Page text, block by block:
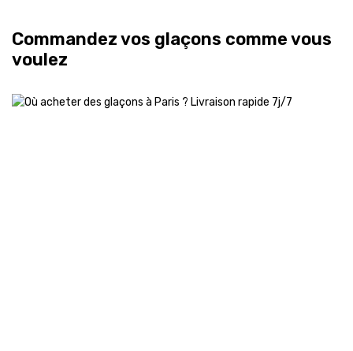
l’Île-de-France pour particuliers, professionnels,
bars, restaurants et événements.
Nos produits sont fabriqués à partir d’eau purifiée
Commandez vos glaçons comme vous
voulez